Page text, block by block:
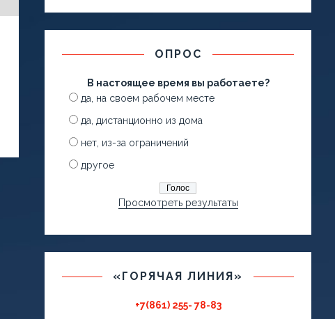
ОПРОС
В настоящее время вы работаете?
да, на своем рабочем месте
да, дистанционно из дома
нет, из-за ограничений
другое
Просмотреть результаты
«ГОРЯЧАЯ ЛИНИЯ»
+7(861) 255- 78-83